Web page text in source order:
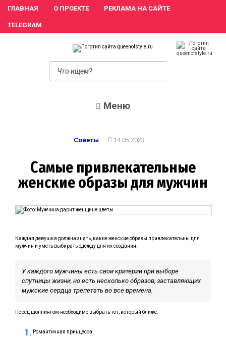
ГЛАВНАЯ О ПРОЕКТЕ РЕКЛАМА НА САЙТЕ
TELEGRAM
Меню
Советы 14.05.2023
Самые привлекательные
женские образы для мужчин
Каждая девушка должна знать, какие женские образы привлекательны для
мужчин и уметь выбирать одежду для их создания.
У каждого мужчины есть свои критерии при выборе
спутницы жизни, но есть несколько образов, заставляющих
мужские сердца трепетать во все времена.
Перед шоппингом необходимо выбрать тот, который ближе:
Романтичная принцесса.